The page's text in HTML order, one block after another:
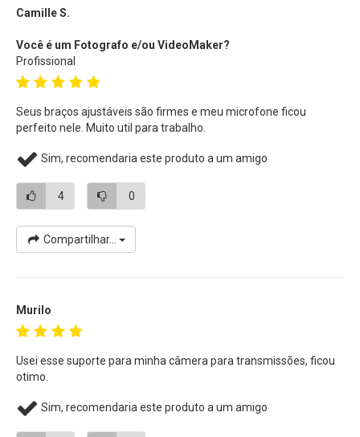
Camille S.
Você é um Fotografo e/ou VideoMaker?
Profissional
Seus braços ajustáveis são firmes e meu microfone ficou
perfeito nele. Muito util para trabalho.
Sim, recomendaria este produto a um amigo
4 0
Compartilhar...
Murilo
Usei esse suporte para minha câmera para transmissões, ficou
otimo.
Sim, recomendaria este produto a um amigo